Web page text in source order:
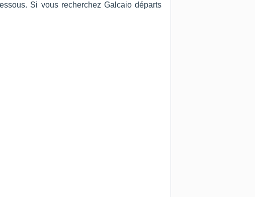
Si vous recherchez Galcaio départs